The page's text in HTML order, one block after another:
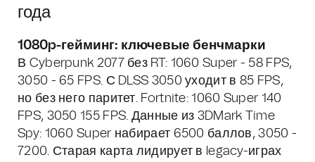
года
1080p-гейминг: ключевые бенчмарки
В Cyberpunk 2077 без RT: 1060 Super - 58 FPS,
3050 - 65 FPS. С DLSS 3050 уходит в 85 FPS,
но без него паритет. Fortnite: 1060 Super 140
FPS, 3050 155 FPS. Данные из 3DMark Time
Spy: 1060 Super набирает 6500 баллов, 3050 -
7200. Старая карта лидирует в legacy-играх